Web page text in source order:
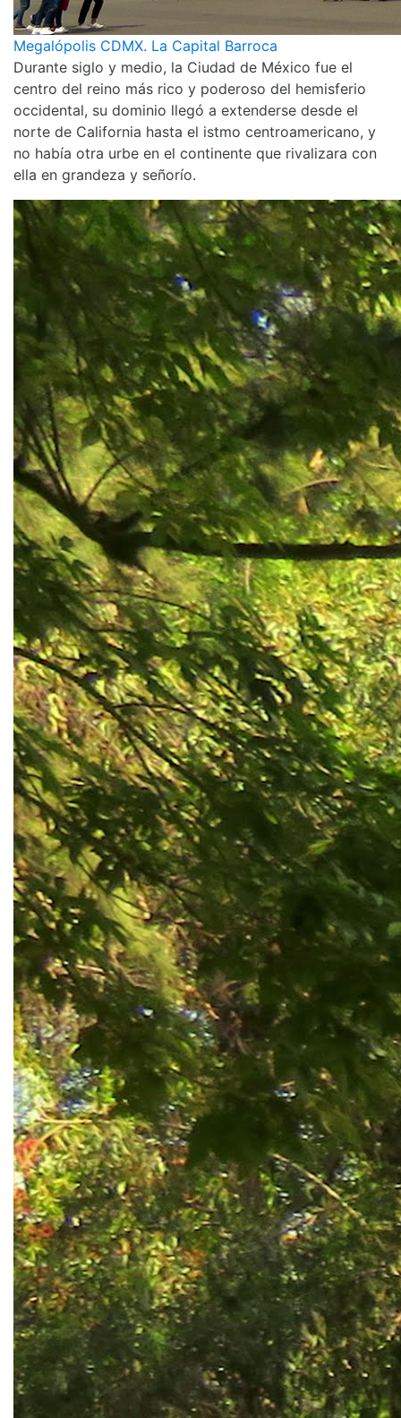
Megalópolis CDMX. La Capital Barroca
Durante siglo y medio, la Ciudad de México fue el
centro del reino más rico y poderoso del hemisferio
occidental, su dominio llegó a extenderse desde el
norte de California hasta el istmo centroamericano, y
no había otra urbe en el continente que rivalizara con
ella en grandeza y señorío.